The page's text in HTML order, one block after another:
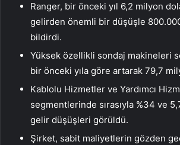
Ranger, bir önceki yıl 6,2 milyon
gelirden önemli bir düşüşle
bildirdi.
Yüksek özellikli sondaj makineleri
bir önceki yıla göre artarak 79,7
Kablolu Hizmetler ve Yardımcı
segmentlerinde sırasıyla %34 ve
gelir düşüşleri görüldü.
Şirket, sabit maliyetlerin gözden